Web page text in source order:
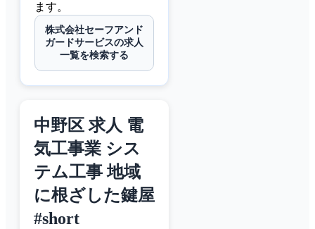
ます。
株式会社セーフアンド
ガードサービスの求人
一覧を検索する
中野区 求人 電
気工事業 シス
テム工事 地域
に根ざした鍵屋
#short